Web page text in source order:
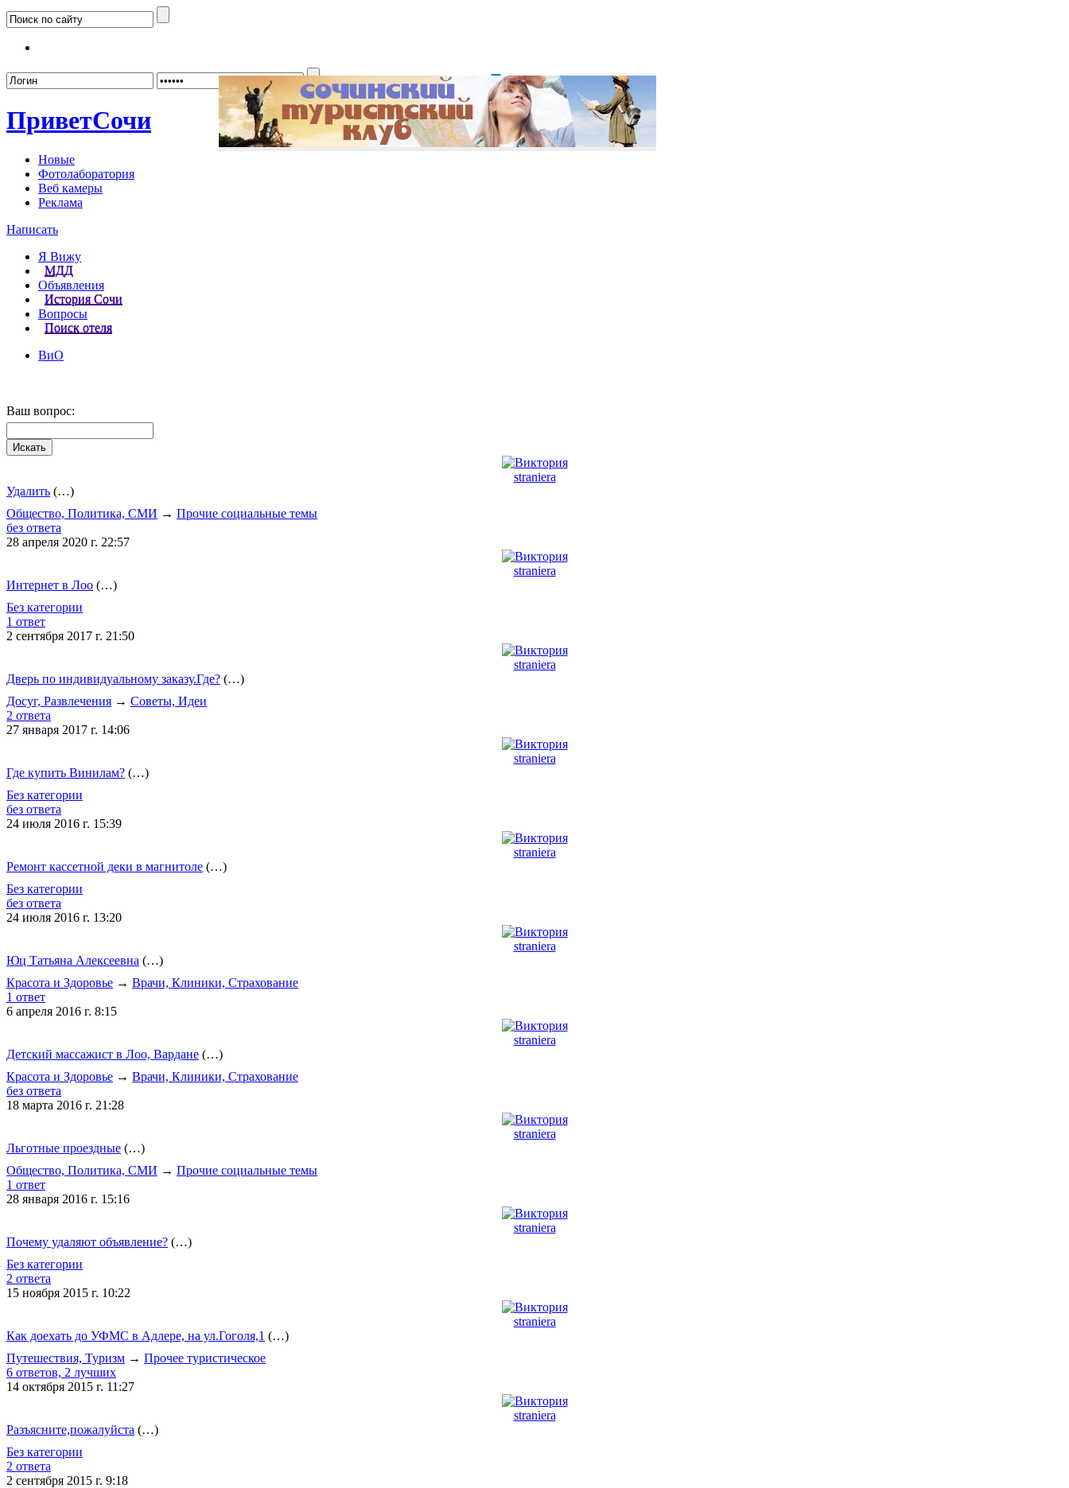
Забыли пароль? Регистрация
ПриветСочи
Новые
Фотолаборатория
Веб камеры
Реклама
Написать
Я Вижу
МДД
Объявления
История Сочи
Вопросы
Поиск отеля
ВиО
Ваш вопрос:
straniera
Удалить (…)
Общество, Политика, СМИ → Прочие социальные темы
без ответа
28 апреля 2020 г. 22:57
straniera
Интернет в Лоо (…)
Без категории
1 ответ
2 сентября 2017 г. 21:50
straniera
Дверь по индивидуальному заказу.Где? (…)
Досуг, Развлечения → Советы, Идеи
2 ответа
27 января 2017 г. 14:06
straniera
Где купить Винилам? (…)
Без категории
без ответа
24 июля 2016 г. 15:39
straniera
Ремонт кассетной деки в магнитоле (…)
Без категории
без ответа
24 июля 2016 г. 13:20
straniera
Юц Татьяна Алексеевна (…)
Красота и Здоровье → Врачи, Клиники, Страхование
1 ответ
6 апреля 2016 г. 8:15
straniera
Детский массажист в Лоо, Вардане (…)
Красота и Здоровье → Врачи, Клиники, Страхование
без ответа
18 марта 2016 г. 21:28
straniera
Льготные проездные (…)
Общество, Политика, СМИ → Прочие социальные темы
1 ответ
28 января 2016 г. 15:16
straniera
Почему удаляют объявление? (…)
Без категории
2 ответа
15 ноября 2015 г. 10:22
straniera
Как доехать до УФМС в Адлере, на ул.Гоголя,1 (…)
Путешествия, Туризм → Прочее туристическое
6 ответов, 2 лучших
14 октября 2015 г. 11:27
straniera
Разъясните,пожалуйста (…)
Без категории
2 ответа
2 сентября 2015 г. 9:18